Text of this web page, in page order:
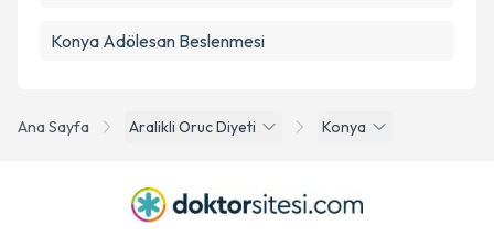
Ana Sayfa Aralikli Oruc Diyeti Konya
Konya Adölesan Beslenmesi